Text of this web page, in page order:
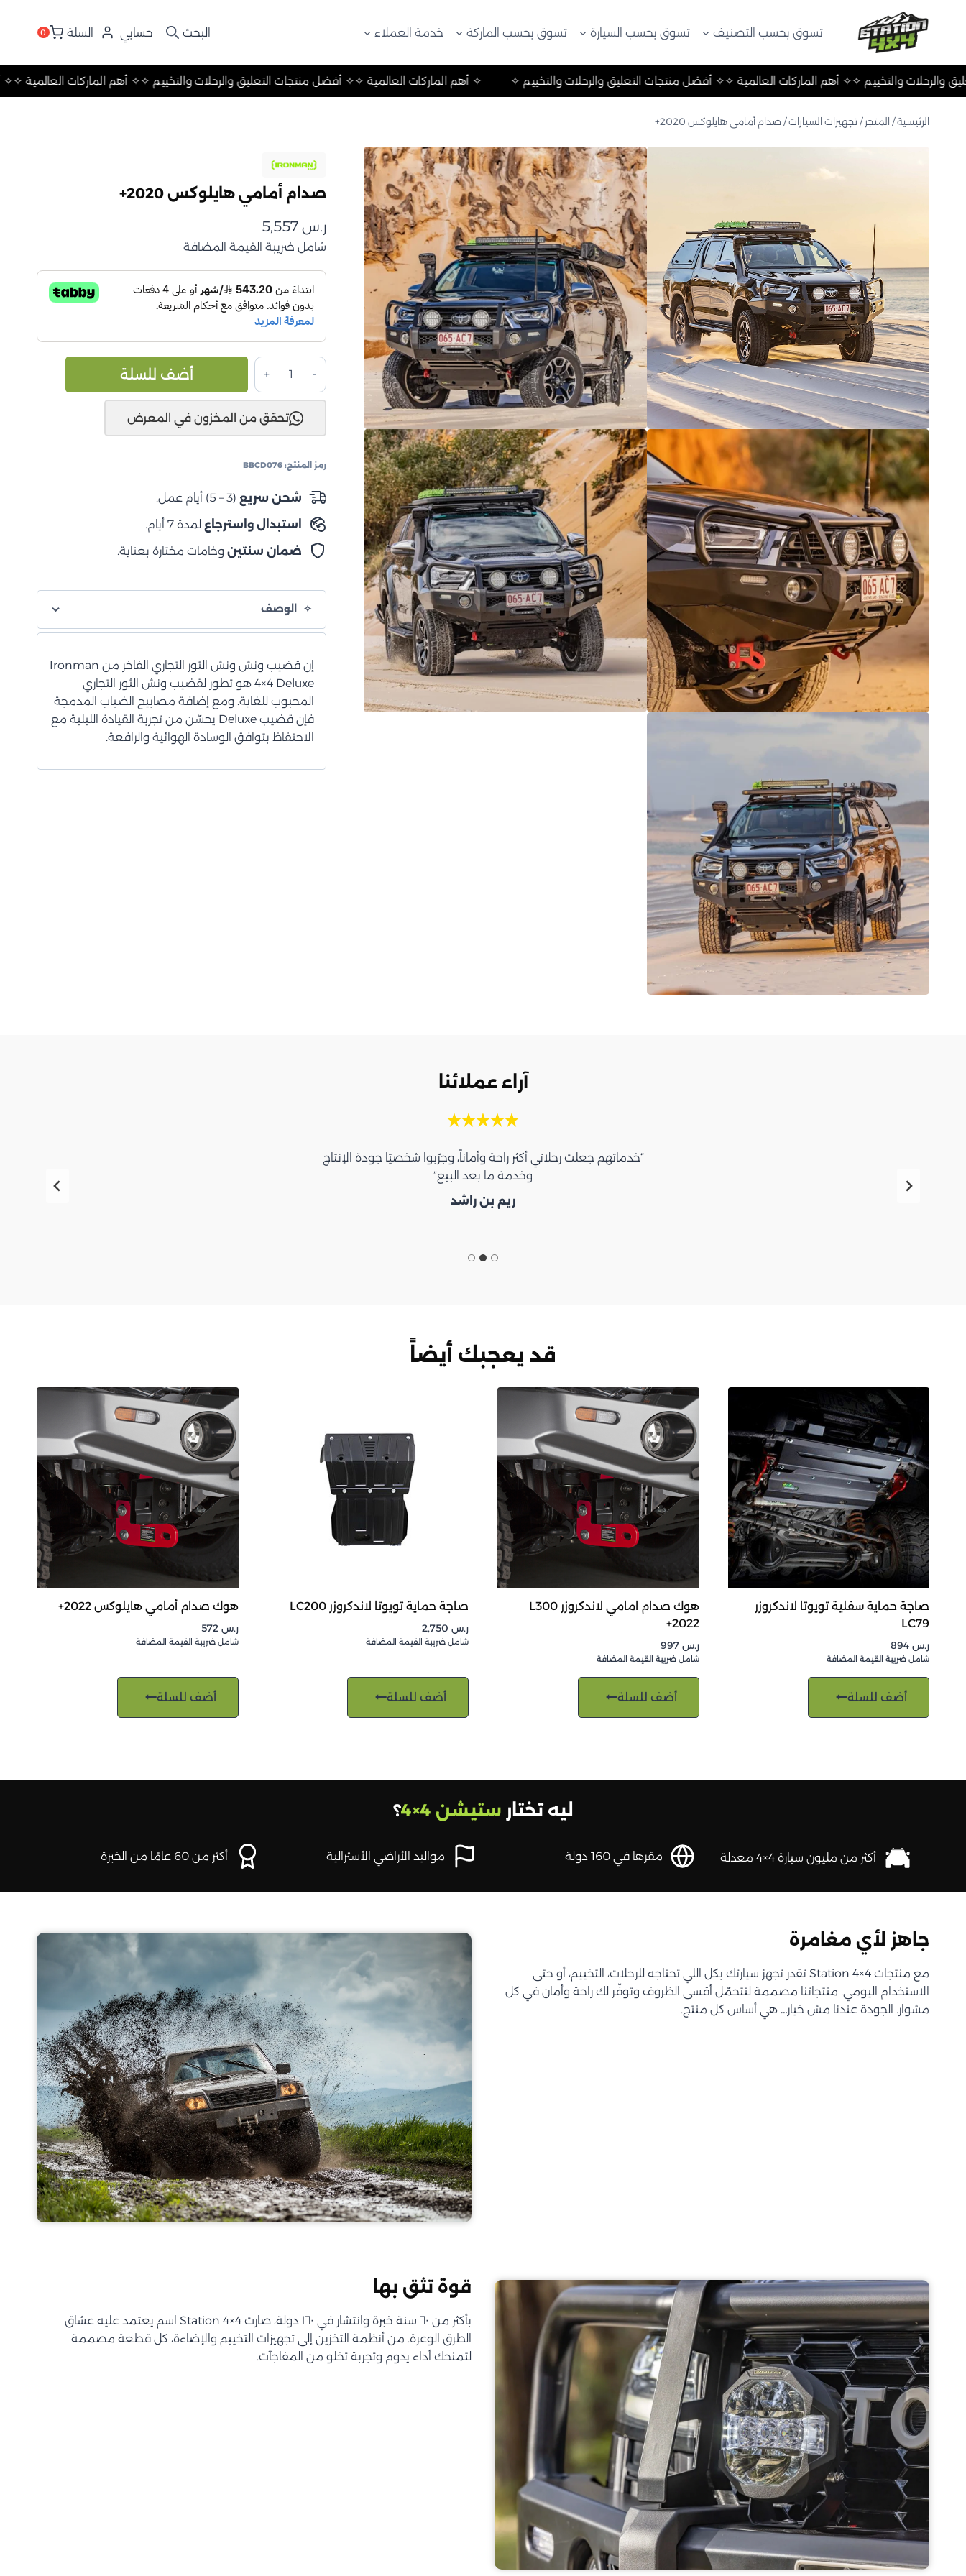
تسوق بحسب التصنيف تسوق بحسب السيارة تسوق بحسب الماركة خدمة العملاء حسابي السلة 0
✧ أهم✧ أفضل منتجات التعليق والرحلات والتخييم ✧✧ أهم الماركات العالمية ✧ ✧ أفضل منتجات التعليق والرحلات والتخييم ✧✧ أهم الماركات العالمية ✧أفضل منتجات التعليق والرحلات والتخييم ✧
الرئيسية/ المتجر / تجهيزات السيارات/ صدام أمامي هايلوكس 2020+
صدام أمامي هايلوكس 2020+
ر.س5,557
شامل ضريبة القيمة المضافة
كمية
صدام
أمامي
هايلوكس
2020+
أضف للسلة
تحقق من المخزون في المعرض
رمز المنتج: BBCD076
شحن سريع (3 – 5) أيام عمل.
استبدال واسترجاع لمدة 7 أيام.
ضمان سنتينوخامات مختارة بعناية.
الوصف
إن قضيب ونش ونش الثور التجاري الفاخر من Ironman
4×4 Deluxe هو تطور لقضيب ونش الثور التجاري
المحبوب للغاية. ومع إضافة مصابيح الضباب المدمجة
فإن قضيب Deluxe يحسّن من تجربة القيادة الليلية مع
الاحتفاظ بتوافق الوسادة الهوائية والرافعة.
آراء عملائنا
“خدماتهم جعلت رحلاتي أكثر راحة وأماناً، وجرّبوا شخصيًا جودة الإنتاج
وخدمة ما بعد البيع”
ريم بن راشد
قد يعجبك أيضاً
صاجة حماية سفلية تويوتا لاندكروزر
LC79
ر.س
شامل ضريبة القيمة المضافة
أضف للسلة
هوك صدام امامي لاندكروزر L300
2022+
ر.س 997
شامل ضريبة القيمة المضافة
أضف للسلة
صاجة حماية تويوتا لاندكروزر LC200
ر.س
شامل ضريبة القيمة المضافة
أضف للسلة
هوك صدام أمامي هايلوكس 2022+
ر.س 572
شامل ضريبة القيمة المضافة
أضف للسلة
ليه تختار ستيشن 4×4 ؟
أكثر من مليون سيارة 4×4 معدلة مقرها في 160 دولة مواليد الأراضي الأسترالية أكثر من 60 عامًا من الخبرة
جاهز لأي مغامرة
مع منتجات Station 4×4 تقدر تجهز سيارتك بكل اللي تحتاجه للرحلات، التخييم، أو حتى
الاستخدام اليومي. منتجاتنا مصممة لتتحمّل أقسى الظروف وتوفّر لك راحة وأمان في كل
مشوار. الجودة عندنا مش خيار… هي أساس كل منتج.
قوة تثق بها
بأكثر من ٦٠ سنة خبرة وانتشار في ١٦٠ دولة، صارت Station 4×4 اسم يعتمد عليه عشاق
الطرق الوعرة. من أنظمة التخزين إلى تجهيزات التخييم والإضاءة، كل قطعة مصممة
لتمنحك أداء يدوم وتجربة تخلو من المفاجآت.